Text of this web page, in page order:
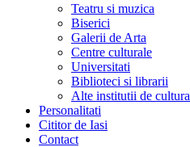
Teatru si muzica
Biserici
Galerii de Arta
Centre culturale
Universitati
Biblioteci si librarii
Alte institutii de cultura
Personalitati
Cititor de Iasi
Contact